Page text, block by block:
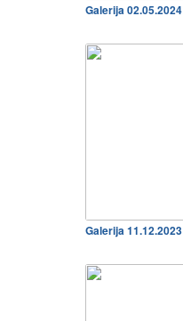
Galerija 02.05.2024
Galerija 11.12.2023